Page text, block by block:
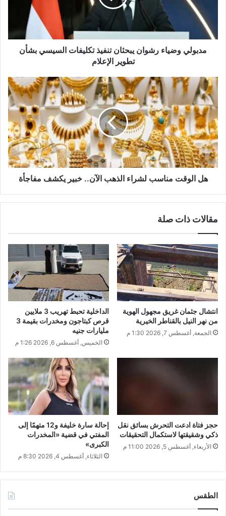
ر
مدبولي وضياء رشوان يبحثان تنفيذ تكليفات السيسي بشأن
تطوير الإعلام
هل الوقت مناسب لشراء الذهب الآن.. خبير يكشف مفاجأة
مقالات ذات صلة
انتشال جثمان غريق مجهول الهوية
من نهر النيل بالقناطر الخيرية
الجمعة, أغسطس 7, 2026 1:30 م
الداخلية تحبط تهريب 3 ملايين
قرص كبتاجون ومخدرات بقيمة 3
مليارات جنيه
الخميس, أغسطس 6, 2026 1:26 م
حجز فتاة ادعت التحرش بسائق نقل
ذكي وشقيقتها لاستكمال التحقيقات
الأربعاء, أغسطس 5, 2026 11:00 م
إحالة سارة خليفة و12 متهمًا إلى
المفتي في قضية «المخدرات
الكبرى»
الثلاثاء, أغسطس 4, 2026 8:30 م
الطقس